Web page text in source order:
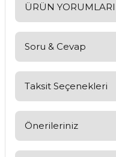
ÜRÜN YORUMLARI
Bu ürüne
Soru & Cevap
Ürün
Taksit Seçenekleri
Önerileriniz